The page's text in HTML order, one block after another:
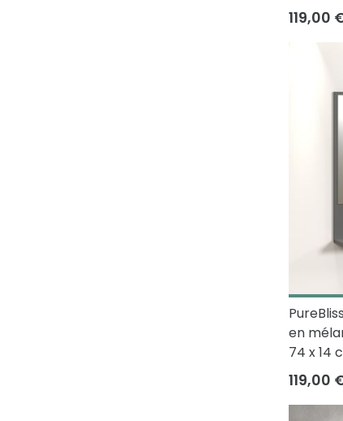
119,00
en
74 x 14
119,00